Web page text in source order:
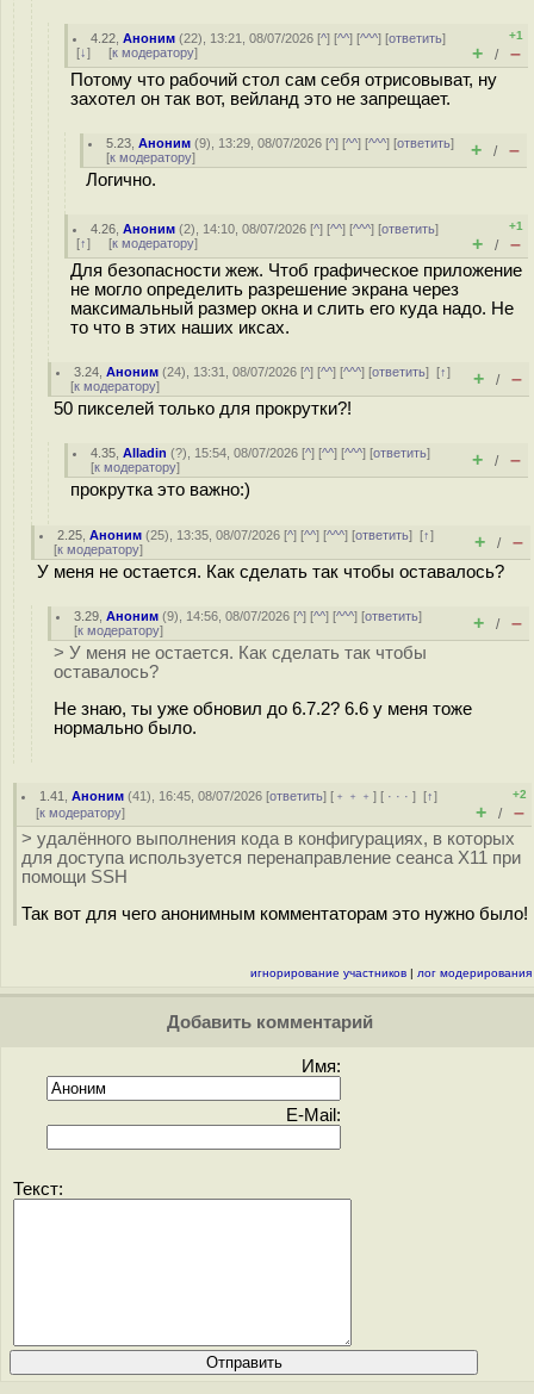
4.22 ,Аноним (22), 13:21, 08/07/2026 [^] [^^] [^^^] [ответить]
[↓] [к модератору]
+1
+ / –
Потому что рабочий стол сам себя отрисовыват, ну
захотел он так вот, вейланд это не запрещает.
5.23 ,Аноним (9), 13:29, 08/07/2026 [^] [^^] [^^^] [ответить]
[к модератору] + / –
Логично.
4.26 ,Аноним (2), 14:10, 08/07/2026 [^] [^^] [^^^] [ответить]
[↑] [к модератору]
+1
+ / –
Для безопасности жеж. Чтоб графическое приложение
не могло определить разрешение экрана через
максимальный размер окна и слить его куда надо. Не
то что в этих наших иксах.
3.24 ,Аноним (24), 13:31, 08/07/2026 [^] [^^] [^^^] [ответить][↑]
[к модератору] + / –
50 пикселей только для прокрутки?!
4.35 ,Alladin (?), 15:54, 08/07/2026 [^] [^^] [^^^] [ответить]
[к модератору] + / –
прокрутка это важно:)
2.25 ,Аноним (25), 13:35, 08/07/2026 [^] [^^] [^^^] [ответить][↑]
[к модератору] + / –
У меня не остается. Как сделать так чтобы оставалось?
3.29 ,Аноним (9), 14:56, 08/07/2026 [^] [^^] [^^^] [ответить]
[к модератору] + / –
> У меня не остается. Как сделать так чтобы
оставалось?
Не знаю, ты уже обновил до 6.7.2? 6.6 у меня тоже
нормально было.
1.41 ,Аноним (41), 16:45, 08/07/2026 [ответить] [ ﹢﹢﹢] [ · · ·][↑]
[к модератору]
+2
+ / –
> удалённого выполнения кода в конфигурациях, в которых
для доступа используется перенаправление сеанса X11 при
помощи SSH
Так вот для чего анонимным комментаторам это нужно было!
игнорирование участников | лог модерирования
Добавить комментарий
Имя:
E-Mail:
Текст: